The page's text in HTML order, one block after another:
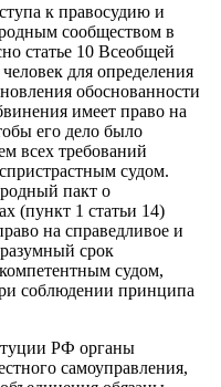
к правосудию и
сообществом в
статье 10 Всеобщей
для определения
обоснованности
имеет право на
его дело было
всех требований
судом.
пакт о
(пункт 1 статьи 14)
на справедливое и
срок
судом,
соблюдении принципа
РФ органы
самоуправления,